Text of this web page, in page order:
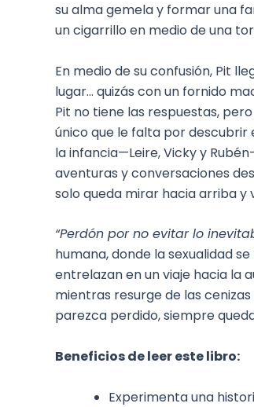
su alma gemela y formar una
un cigarrillo en medio de una
En medio de su confusión, Pit
lugar… quizás con un fornido
Pit no tiene las respuestas,
único que le falta por descubrir
la infancia—Leire, Vicky y
aventuras y conversaciones
solo queda mirar hacia arriba y
“Perdón por no evitar lo
humana, donde la sexualidad
entrelazan en un viaje hacia la
mientras resurge de las
parezca perdido, siempre
Beneficios de leer este libro:
Experimenta una